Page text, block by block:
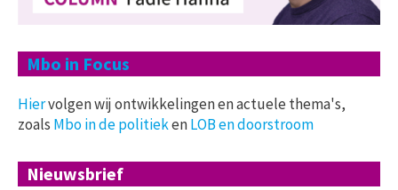
Mbo in Focus
Hiervolgen wij ontwikkelingen en actuele thema's,
zoals Mbo in de politiekenLOB en doorstroom
Nieuwsbrief